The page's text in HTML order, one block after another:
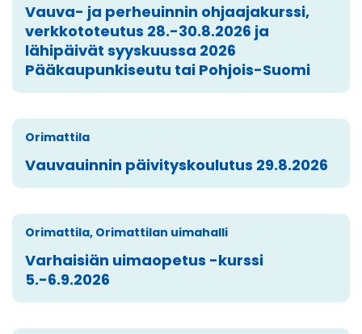
Vauva- ja perheuinnin ohjaajakurssi,
verkkototeutus 28.-30.8.2026 ja
lähipäivät syyskuussa 2026
Pääkaupunkiseutu tai Pohjois-Suomi
Orimattila
Vauvauinnin päivityskoulutus 29.8.2026
Orimattila, Orimattilan uimahalli
Varhaisiän uimaopetus -kurssi
5.-6.9.2026